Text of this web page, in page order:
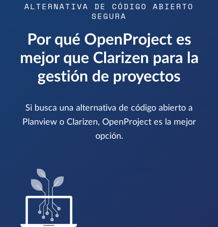
ALTERNATIVA DE CÓDIGO ABIERTO
SEGURA
Por qué OpenProject es
mejor que Clarizen para la
gestión de proyectos
Si busca una alternativa de código abierto a
Planview o Clarizen, OpenProject es la mejor
opción.